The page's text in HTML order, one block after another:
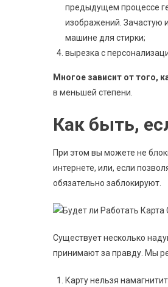
предыдущем процессе
изображений. Зачастую
машине для стирки;
вырезка с
Многое зависит от того,
в меньшей степени.
Как быть,
При этом вы можете не
интернете, или, если
обязательно заблокируют.
Существует несколько
принимают за правду. Мы
Карту нельзя